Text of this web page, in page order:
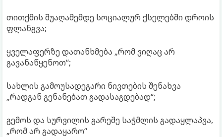
თითქმის შუაღამემდე სოციალურ ქსელებში დროის
ფლანგვა;
ყველაფერზე დათანხმება „რომ ვიღაც არ
გავანაწყენოთ“;
სახლის გამოუსადეგარი ნივთების შენახვა
„რადგან გენანებათ გადასაგდებად“;
გემოს და სურვილის გარეშე საჭმლის გადაყლაპვა,
„რომ არ გადაყარო“